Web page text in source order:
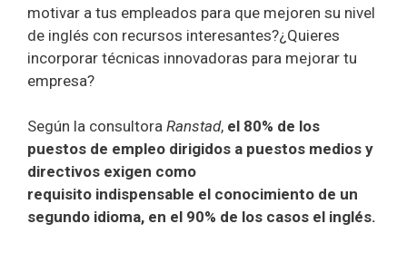
motivar a tus empleados para que mejoren su nivel
de inglés con recursos interesantes?¿Quieres
incorporar técnicas innovadoras para mejorar tu
empresa?
Según la consultora Ranstad, el 80% de los
puestos de empleo dirigidos a puestos medios y
directivos exigen como
requisito indispensable el conocimiento de un
segundo idioma, en el 90% de los casos el inglés.